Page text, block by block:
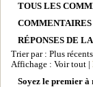
TOUS LES
RÉPONSES DE
Trier par : Plus
Affichage : Voir tout |
Soyez le premier